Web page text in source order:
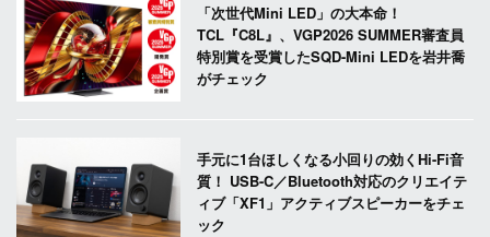
「次世代Mini LED」の大本命！
TCL『C8L』、VGP2026 SUMMER審査員
特別賞を受賞したSQD-Mini LEDを岩井喬
がチェック
手元に1台ほしくなる小回りの効くHi-Fi音
質！ USB-C／Bluetooth対応のクリエイテ
ィブ「XF1」アクティブスピーカーをチェ
ック